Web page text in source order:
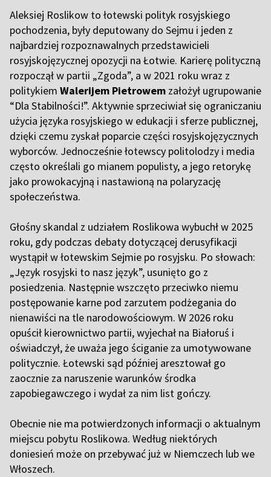
Aleksiej Roslikow to łotewski polityk rosyjskiego
pochodzenia, były deputowany do Sejmu i jeden z
najbardziej rozpoznawalnych przedstawicieli
rosyjskojęzycznej opozycji na Łotwie. Karierę polityczną
rozpoczął w partii „Zgoda”, a w 2021 roku wraz z
politykiem Walerijem Pietrowem założył ugrupowanie
“Dla Stabilności!”. Aktywnie sprzeciwiał się ograniczaniu
użycia języka rosyjskiego w edukacji i sferze publicznej,
dzięki czemu zyskał poparcie części rosyjskojęzycznych
wyborców. Jednocześnie łotewscy politolodzy i media
często określali go mianem populisty, a jego retorykę
jako prowokacyjną i nastawioną na polaryzację
społeczeństwa.
Głośny skandal z udziałem Roslikowa wybuchł w 2025
roku, gdy podczas debaty dotyczącej derusyfikacji
wystąpił w łotewskim Sejmie po rosyjsku. Po słowach:
„Język rosyjski to nasz język”, usunięto go z
posiedzenia. Następnie wszczęto przeciwko niemu
postępowanie karne pod zarzutem podżegania do
nienawiści na tle narodowościowym. W 2026 roku
opuścił kierownictwo partii, wyjechał na Białoruś i
oświadczył, że uważa jego ściganie za umotywowane
politycznie. Łotewski sąd później aresztował go
zaocznie za naruszenie warunków środka
zapobiegawczego i wydał za nim list gończy.
Obecnie nie ma potwierdzonych informacji o aktualnym
miejscu pobytu Roslikowa. Według niektórych
doniesień może on przebywać już w Niemczech lub we
Włoszech.